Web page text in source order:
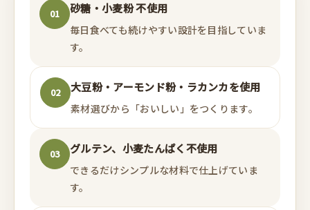
01 砂糖・小麦粉 不使用
毎日食べても続けやすい設計を目指していま
す。
02 大豆粉・アーモンド粉・ラカンカを使用
素材選びから「おいしい」をつくります。
03 グルテン、小麦たんぱく不使用
できるだけシンプルな材料で仕上げていま
す。